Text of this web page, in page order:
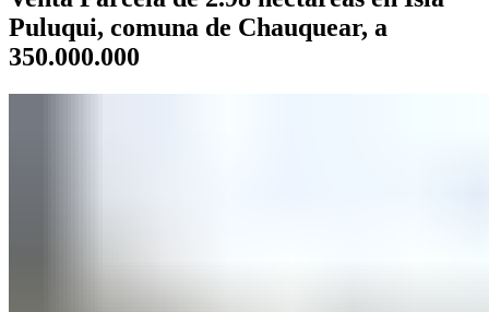
Puluqui, comuna de Chauquear, a
350.000.000